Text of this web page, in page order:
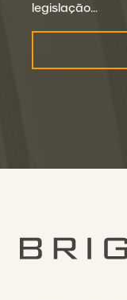
legislação…